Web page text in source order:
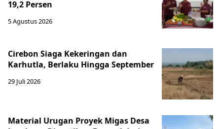
19,2 Persen
5 Agustus 2026
Cirebon Siaga Kekeringan dan
Karhutla, Berlaku Hingga September
29 Juli 2026
Material Urugan Proyek Migas Desa